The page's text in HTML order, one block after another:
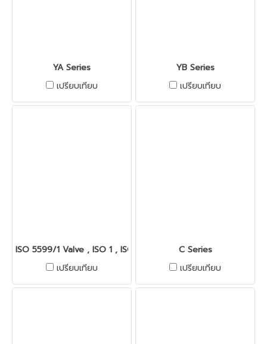
YA Series
เปรียบเทียบ
YB Series
เปรียบเทียบ
ISO 5599/1 Valve , ISO 1 , ISO 2 , ISO 3
เปรียบเทียบ
C Series
เปรียบเทียบ